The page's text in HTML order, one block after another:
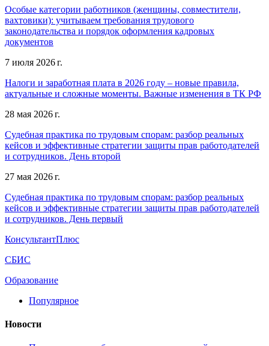
Особые категории работников (женщины, совместители,
вахтовики): учитываем требования трудового
законодательства и порядок оформления кадровых
документов
7 июля 2026 г.
Налоги и заработная плата в 2026 году – новые правила,
актуальные и сложные моменты. Важные изменения в ТК РФ
28 мая 2026 г.
Судебная практика по трудовым спорам: разбор реальных
кейсов и эффективные стратегии защиты прав работодателей
и сотрудников. День второй
27 мая 2026 г.
Судебная практика по трудовым спорам: разбор реальных
кейсов и эффективные стратегии защиты прав работодателей
и сотрудников. День первый
КонсультантПлюс
СБИС
Образование
Популярное
Новости